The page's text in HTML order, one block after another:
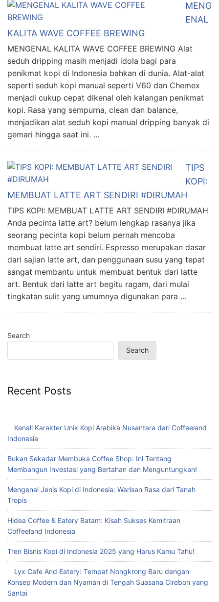
MENG
ENAL
KALITA WAVE COFFEE BREWING
MENGENAL KALITA WAVE COFFEE BREWING Alat
seduh dripping masih menjadi idola bagi para
penikmat kopi di Indonesia bahkan di dunia. Alat-alat
seperti seduh kopi manual seperti V60 dan Chemex
menjadi cukup cepat dikenal oleh kalangan penikmat
kopi. Rasa yang sempurna, clean dan balance,
menjadikan alat seduh kopi manual dripping banyak di
gemari hingga saat ini. …
TIPS
KOPI:
MEMBUAT LATTE ART SENDIRI #DIRUMAH
TIPS KOPI: MEMBUAT LATTE ART SENDIRI #DIRUMAH
Anda pecinta latte art? belum lengkap rasanya jika
seorang pecinta kopi belum pernah mencoba
membuat latte art sendiri. Espresso merupakan dasar
dari sajian latte art, dan penggunaan susu yang tepat
sangat membantu untuk membuat bentuk dari latte
art. Bentuk dari latte art begitu ragam, dari mulai
tingkatan sulit yang umumnya digunakan para …
Search
Search
Recent Posts
Kenali Karakter Unik Kopi Arabika Nusantara dari Coffeeland
Indonesia
Bukan Sekadar Membuka Coffee Shop: Ini Tentang
Membangun Investasi yang Bertahan dan Menguntungkan!
Mengenal Jenis Kopi di Indonesia: Warisan Rasa dari Tanah
Tropis
Hidea Coffee & Eatery Batam: Kisah Sukses Kemitraan
Coffeeland Indonesia
Tren Bisnis Kopi di Indonesia 2025 yang Harus Kamu Tahu!
Lyx Cafe And Eatery: Tempat Nongkrong Baru dengan
Konsep Modern dan Nyaman di Tengah Suasana Cirebon yang
Santai